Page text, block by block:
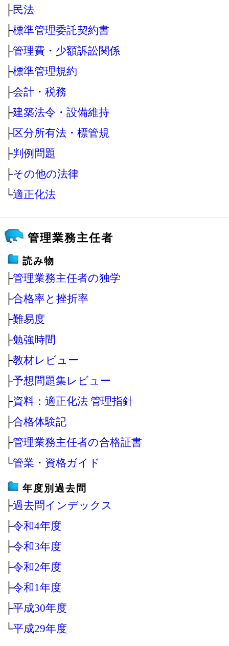
├民法
├標準管理委託契約書
├管理費・少額訴訟関係
├標準管理規約
├会計・税務
├建築法令・設備維持
├区分所有法・標管規
├判例問題
├その他の法律
└適正化法
管理業務主任者
読み物
├管理業務主任者の独学
├合格率と挫折率
├難易度
├勉強時間
├教材レビュー
├予想問題集レビュー
├資料：適正化法 管理指針
├合格体験記
├管理業務主任者の合格証書
└管業・資格ガイド
年度別過去問
├過去問インデックス
├令和4年度
├令和3年度
├令和2年度
├令和1年度
├平成30年度
└平成29年度